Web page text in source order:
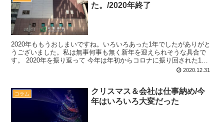
た。/2020年終了
2020年ももうおしまいですね。いろいろあった1年でしたがありがと
うございました。私は無事何事も無く新年を迎えられそうな具合で
す。 2020年を振り返って 今年は年初からコロナに振り回された1年
2020.12.31
コラム
クリスマス＆会社は仕事納め/今
年はいろいろ大変だった